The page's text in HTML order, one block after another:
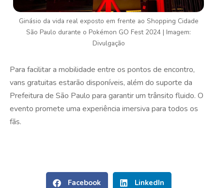
Ginásio da vida real exposto em frente ao Shopping Cidade
São Paulo durante o Pokémon GO Fest 2024 | Imagem:
Divulgação
Para facilitar a mobilidade entre os pontos de encontro,
vans gratuitas estarão disponíveis, além do suporte da
Prefeitura de São Paulo para garantir um trânsito fluido. O
evento promete uma experiência imersiva para todos os
fãs.
Facebook LinkedIn